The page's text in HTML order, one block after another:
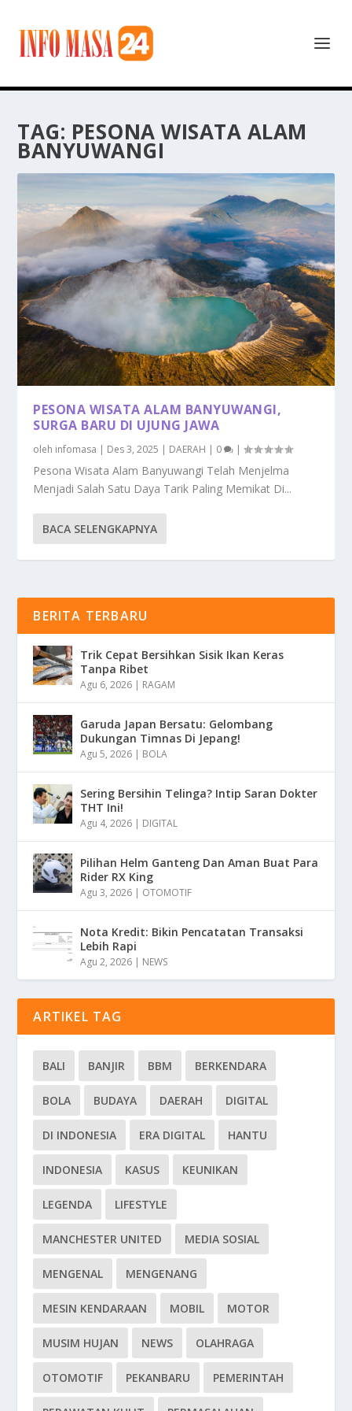
TAG: PESONA WISATA ALAM
BANYUWANGI
PESONA WISATA ALAM BANYUWANGI,
SURGA BARU DI UJUNG JAWA
oleh infomasa | Des 3, 2025 | DAERAH | 0 |
Pesona Wisata Alam Banyuwangi Telah Menjelma
Menjadi Salah Satu Daya Tarik Paling Memikat Di...
BACA SELENGKAPNYA
BERITA TERBARU
Trik Cepat Bersihkan Sisik Ikan Keras
Tanpa Ribet
Agu 6, 2026 | RAGAM
Garuda Japan Bersatu: Gelombang
Dukungan Timnas Di Jepang!
Agu 5, 2026 | BOLA
Sering Bersihin Telinga? Intip Saran Dokter
THT Ini!
Agu 4, 2026 | DIGITAL
Pilihan Helm Ganteng Dan Aman Buat Para
Rider RX King
Agu 3, 2026 | OTOMOTIF
Nota Kredit: Bikin Pencatatan Transaksi
Lebih Rapi
Agu 2, 2026 | NEWS
ARTIKEL TAG
BALI BANJIR BBM BERKENDARA
BOLA BUDAYA DAERAH DIGITAL
DI INDONESIA ERA DIGITAL HANTU
INDONESIA KASUS KEUNIKAN
LEGENDA LIFESTYLE
MANCHESTER UNITED MEDIA SOSIAL
MENGENAL MENGENANG
MESIN KENDARAAN MOBIL MOTOR
MUSIM HUJAN NEWS OLAHRAGA
OTOMOTIF PEKANBARU PEMERINTAH